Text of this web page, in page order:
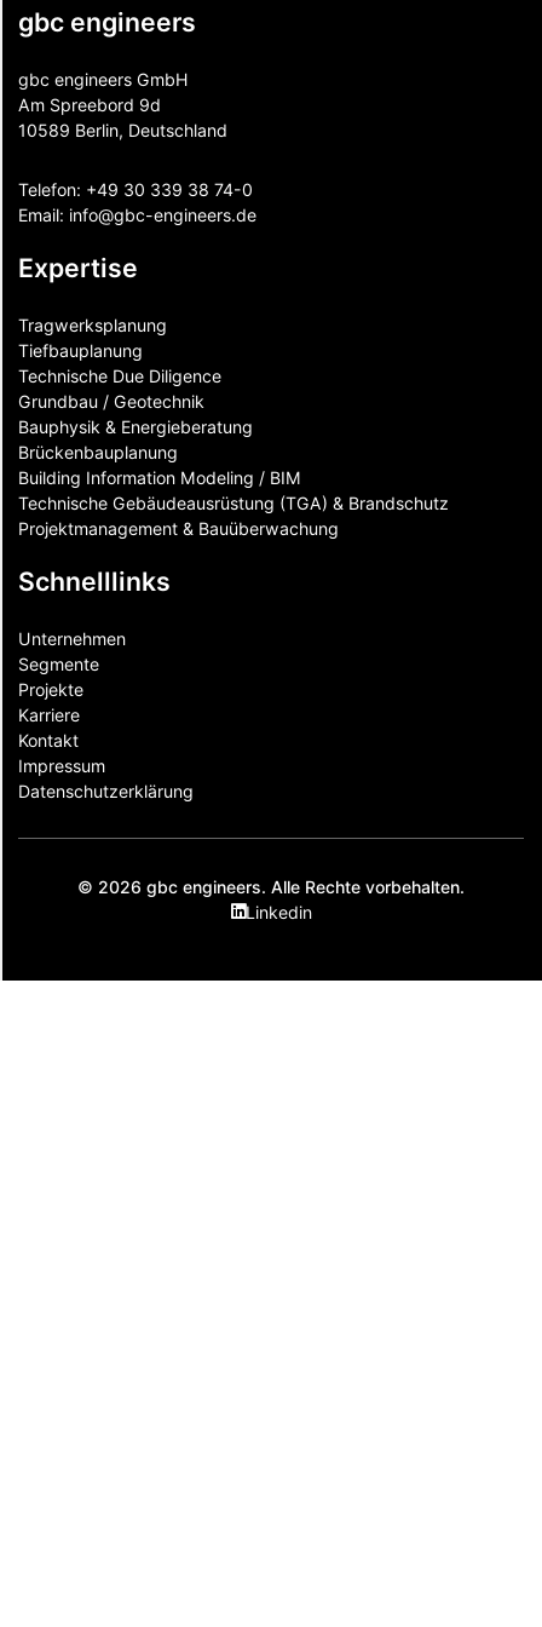
gbc engineers
gbc engineers GmbH
Am Spreebord 9d
10589 Berlin, Deutschland
Telefon: +49 30 339 38 74-0
Email: info@gbc-engineers.de
Expertise
Tragwerksplanung
Tiefbauplanung
Technische Due Diligence
Grundbau / Geotechnik
Bauphysik & Energieberatung
Brückenbauplanung
Building Information Modeling / BIM
Technische Gebäudeausrüstung (TGA) & Brandschutz
Projektmanagement & Bauüberwachung
Schnelllinks
Unternehmen
Segmente
Projekte
Karriere
Kontakt
Impressum
Datenschutzerklärung
© 2026 gbc engineers. Alle Rechte vorbehalten.
Linkedin